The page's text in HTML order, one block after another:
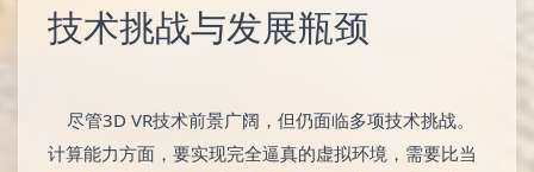
技术挑战与发展瓶颈
尽管3D VR技术前景广阔，但仍面临多项技术挑战。
计算能力方面，要实现完全逼真的虚拟环境，需要比当